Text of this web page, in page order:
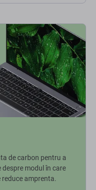
de carbon pentru a
modul în care
reduce amprenta.